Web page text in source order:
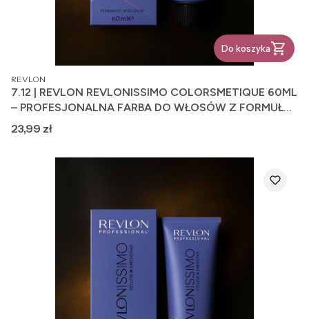
Do koszyka
PRODUCENT
REVLON
7.12 | REVLON REVLONISSIMO COLORSMETIQUE 60ML
– PROFESJONALNA FARBA DO WŁOSÓW Z FORMUŁĄ
PIELĘGNUJĄCĄ
Cena
23,99 zł